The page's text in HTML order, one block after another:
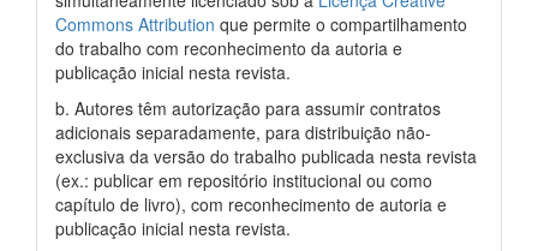
Commons Attribution que permite o compartilhamento
do trabalho com reconhecimento da autoria e
publicação inicial nesta revista.
b. Autores têm autorização para assumir contratos
adicionais separadamente, para distribuição não-
exclusiva da versão do trabalho publicada nesta revista
(ex.: publicar em repositório institucional ou como
capítulo de livro), com reconhecimento de autoria e
publicação inicial nesta revista.